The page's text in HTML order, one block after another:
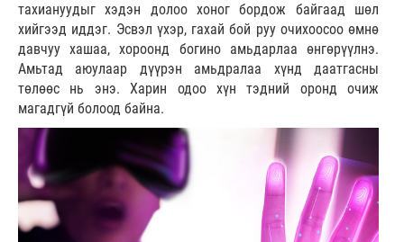
тахиануудыг хэдэн долоо хоног бордож байгаад шөл
хийгээд иддэг. Эсвэл үхэр, гахай бой руу очихоосоо өмнө
давчуу хашаа, хороонд богино амьдарлаа өнгөрүүлнэ.
Амьтад аюулаар дүүрэн амьдралаа хүнд даатгасны
төлөөс нь энэ. Харин одоо хүн тэдний оронд очиж
магадгүй болоод байна.